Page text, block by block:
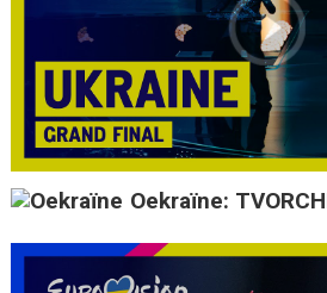
Oekraïne: